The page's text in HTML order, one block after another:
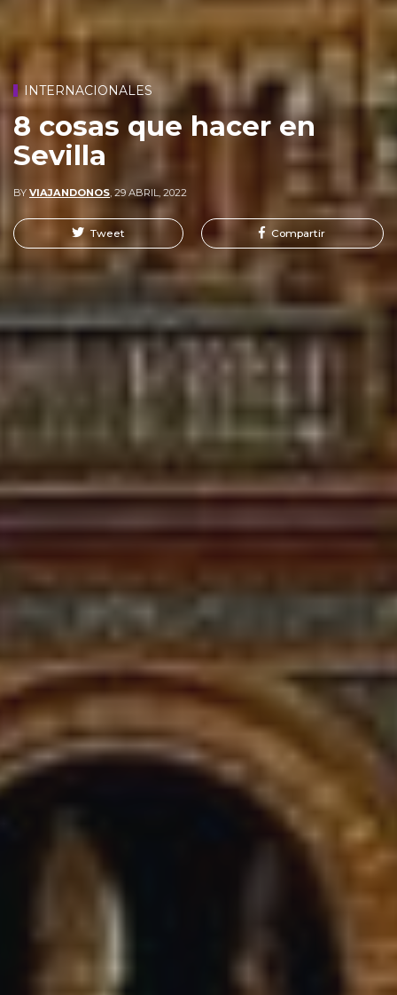
INTERNACIONALES
8 cosas que hacer en
Sevilla
BY VIAJANDONOS, 29 ABRIL, 2022
Tweet Compartir